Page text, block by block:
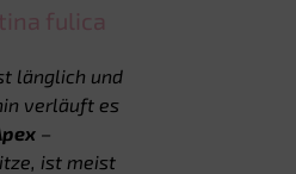
fulica
länglich und
verläuft es
–
ist meist